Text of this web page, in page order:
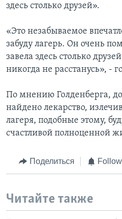
здесь столько друзей».
«Это незабываемое
забуду лагерь. Он очень
завела здесь столько
никогда не расстанусь», -
По мнению Голденберга, до
найдено лекарство,
лагеря, подобные этому,
счастливой полноценной
Поделиться
Читайте также